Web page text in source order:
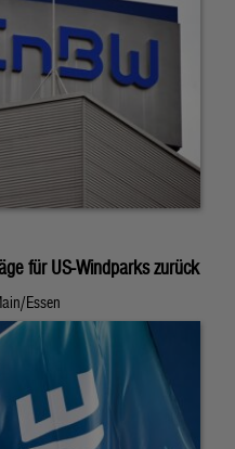
für US-Windparks zurück
Essen